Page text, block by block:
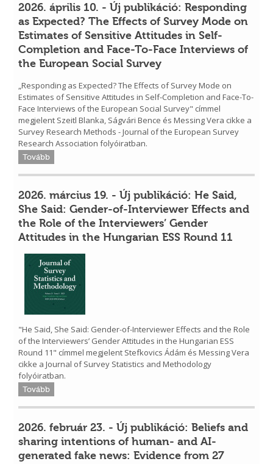
2026. április 10. - Új publikáció: Responding
as Expected? The Effects of Survey Mode on
Estimates of Sensitive Attitudes in Self-
Completion and Face-To-Face Interviews of
the European Social Survey
„Responding as Expected? The Effects of Survey Mode on
Estimates of Sensitive Attitudes in Self-Completion and Face-To-
Face Interviews of the European Social Survey" címmel
megjelent Szeitl Blanka, Ságvári Bence és Messing Vera cikke a
Survey Research Methods - Journal of the European Survey
Research Association folyóiratban.
Tovább
2026. március 19. - Új publikáció: He Said,
She Said: Gender-of-Interviewer Effects and
the Role of the Interviewers’ Gender
Attitudes in the Hungarian ESS Round 11
"He Said, She Said: Gender-of-Interviewer Effects and the Role
of the Interviewers’ Gender Attitudes in the Hungarian ESS
Round 11" címmel megjelent Stefkovics Ádám és Messing Vera
cikke a Journal of Survey Statistics and Methodology
folyóiratban.
Tovább
2026. február 23. - Új publikáció: Beliefs and
sharing intentions of human- and AI-
generated fake news: Evidence from 27